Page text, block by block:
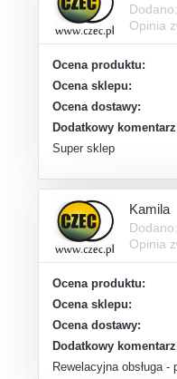
Opinia
Ocena produktu:
Ocena sklepu:
Ocena dostawy:
Dodatkowy
Super sklep
Kamila
Opinia
Ocena produktu:
Ocena sklepu:
Ocena dostawy:
Dodatkowy
Rewelacyjna obsługa -